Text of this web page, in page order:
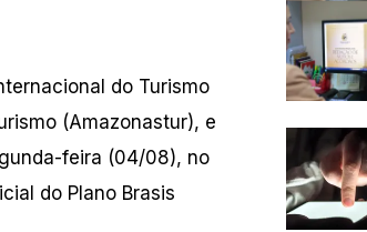
do Turismo
(Amazonastur), e
feira (04/08), no
do Plano Brasis